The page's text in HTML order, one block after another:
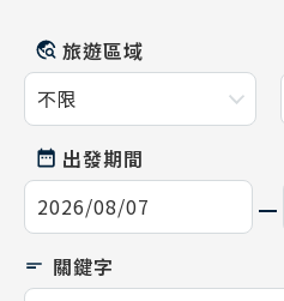
旅遊區域
出發期間